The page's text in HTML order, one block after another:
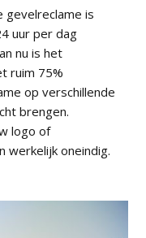
is
uur per dag
nu is het
ruim 75%
op verschillende
brengen.
logo of
werkelijk oneindig.